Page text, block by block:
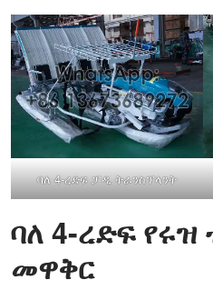
ባለ 4-ረድፍ ፓዲ ትራንስፕላንት
ባለ 4-ረድፍ
መዋቅር